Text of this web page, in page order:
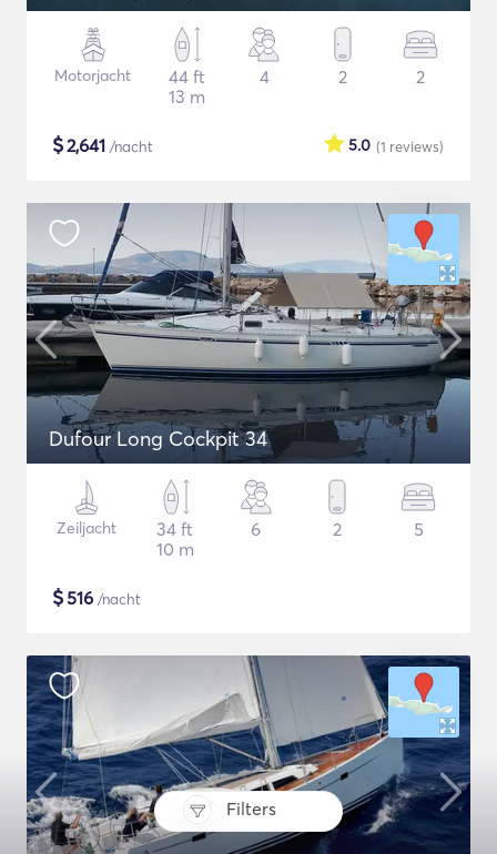
Filters
Motorjacht
44 ft
13 m
4 2 2
$2,641 /nacht (1 reviews)
5.0
Dufour Long Cockpit 34
Zeiljacht
34 ft
10 m
6 2 5
$516 /nacht